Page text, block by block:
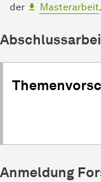
der
Masterarbeit.
Anmeldung